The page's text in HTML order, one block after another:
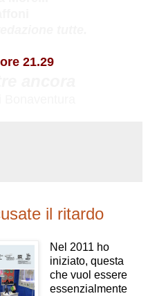
21.29
il ritardo
Nel 2011 ho
iniziato, questa
che vuol essere
essenzialmente